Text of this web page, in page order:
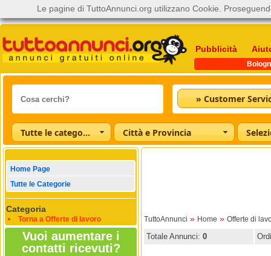
Pubblicità
Tutte le categorie Città e Provincia
Home Page
Tutte le Categorie
Categoria
Torna a Offerte di lavoro
Vuoi aumentare i
contatti ricevuti?
TuttoAnnunci » Home » Offerte di
Totale Annunci: 0
Le pagine di TuttoAnnunci.org utilizzano Cookie.